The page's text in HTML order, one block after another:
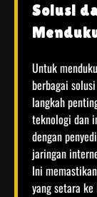
Solusi
Untuk
berbagai
langkah
teknologi dan
dengan
jaringan
Ini
yang setara